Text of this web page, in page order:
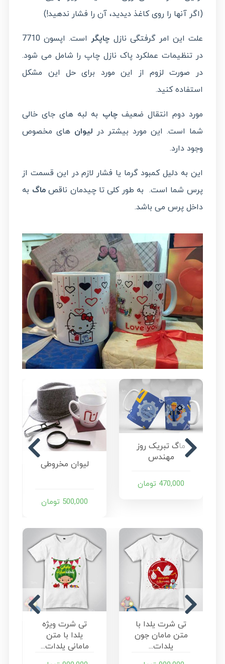
(اگر آنها را روی کاغذ دیدید، آن را فشار ندهید!)
علت این امر گرفتگی نازل چاپگر
است. اپسون 7710
در تنظیمات عملکرد پاک نازل چاپ را شامل می شود.
در صورت لزوم از این مورد برای حل این مشکل
استفاده کنید.
مورد دوم انتقال ضعیفچاپ به لبه های جای خالی
شما است. این مورد بیشتر در لیوان های مخصوص
وجود دارد.
این به دلیل کمبود گرما یا فشار لازم در این قسمت از
پرس شما است. به طور کلی تا چیدمان ناقصماگ به
داخل پرس می باشد.
ماگ تبریک روز
مهندس
470,000 تومان
لیوان مخروطی
500,000 تومان
تی شرت یلدا با
متن مامان جون
یلدات...
تی شرت ویژه
یلدا با متن
مامانی یلدات...